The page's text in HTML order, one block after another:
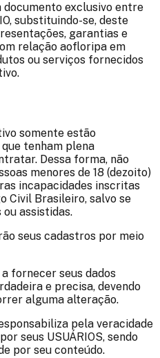
exclusivo entre
substituindo-se, deste
garantias e
relação aofloripa em
ou serviços fornecidos
somente estão
tenham plena
Dessa forma, não
menores de 18 (dezoito)
incapacidades inscritas
Civil Brasileiro, salvo se
assistidas.
seus cadastros por meio
fornecer seus dados
e precisa, devendo
alguma alteração.
pela veracidade
seus USUÁRIOS, sendo
por seu conteúdo.